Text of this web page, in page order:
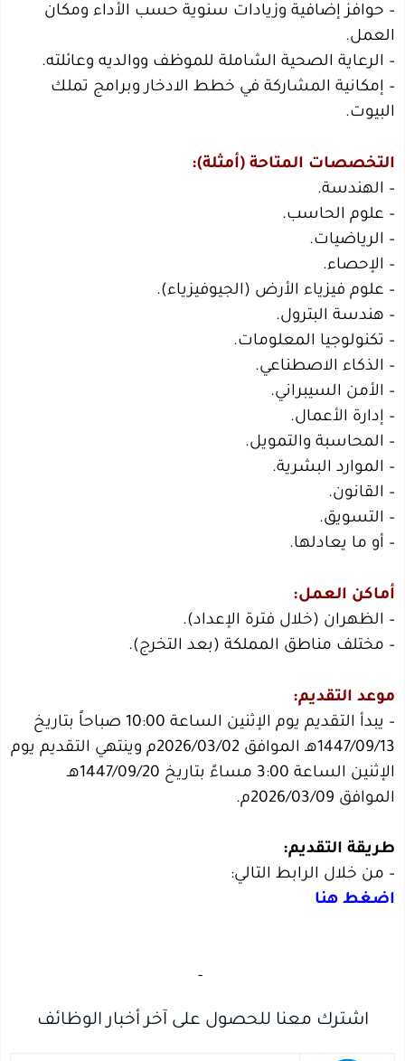
– حوافز إضافية وزيادات سنوية حسب الأداء ومكان
العمل.
– الرعاية الصحية الشاملة للموظف ووالديه وعائلته.
– إمكانية المشاركة في خطط الادخار وبرامج تملك
البيوت.
التخصصات المتاحة (أمثلة):
– الهندسة.
– علوم الحاسب.
– الرياضيات.
– الإحصاء.
– علوم فيزياء الأرض (الجيوفيزياء).
– هندسة البترول.
– تكنولوجيا المعلومات.
– الذكاء الاصطناعي.
– الأمن السيبراني.
– إدارة الأعمال.
– المحاسبة والتمويل.
– الموارد البشرية.
– القانون.
– التسويق.
– أو ما يعادلها.
أماكن العمل:
– الظهران (خلال فترة الإعداد).
– مختلف مناطق المملكة (بعد التخرج).
موعد التقديم:
– يبدأ التقديم يوم الإثنين الساعة 10:00 صباحاً بتاريخ
1447/09/13هـ الموافق 2026/03/02م وينتهي التقديم يوم
الإثنين الساعة 3:00 مساءً بتاريخ 1447/09/20هـ
الموافق 2026/03/09م.
طريقة التقديم:
– من خلال الرابط التالي:
اضغط هنا
-‏
اشترك معنا للحصول على آخر أخبار الوظائف